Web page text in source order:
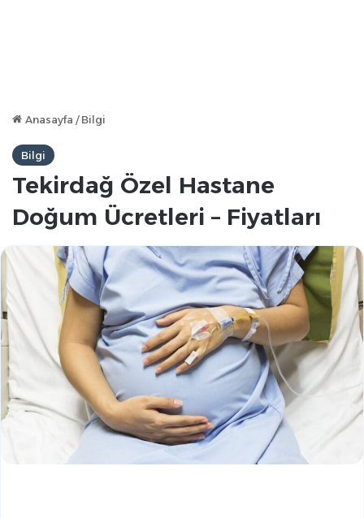
Anasayfa / Bilgi
Bilgi
Tekirdağ Özel Hastane
Doğum Ücretleri – Fiyatları